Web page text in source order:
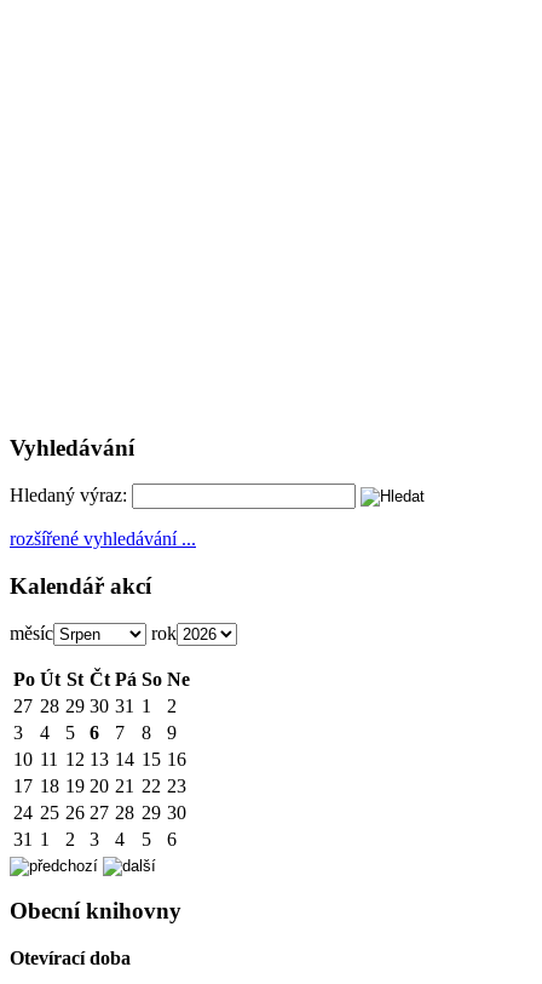
Vyhledávání
Hledaný výraz:
rozšířené vyhledávání ...
Kalendář akcí
měsíc rok
Po Út St Čt Pá So Ne
27 28 29 30 31 1
2
3
4 5 6 7 8
9
10 11 12 13 14 15 16
17 18 19 20 21 22 23
24 25 26 27 28 29 30
31 1 2 3 4 5 6
Obecní knihovny
Otevírací doba